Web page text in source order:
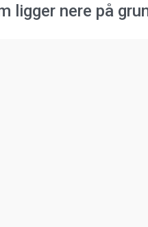
nere på